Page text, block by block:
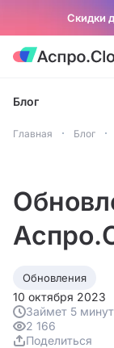
Скидки
Блог
Главная Блог
Обновления
10 октября 2023
Займет 5 минут
2 166
Поделиться